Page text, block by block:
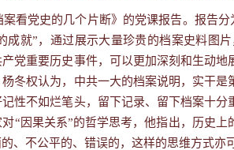
看党史的几个片断》的党课报告。报告
就”，通过展示大量珍贵的档案史料图
党重要历史事件，可以更加深刻和生动
冬权认为，中共一大的档案说明，实干
性不如烂笔头，留下记录、留下档案十
“因果关系”的哲学思考，他指出，历史
、不公平的、错误的，这样的思维方式亦